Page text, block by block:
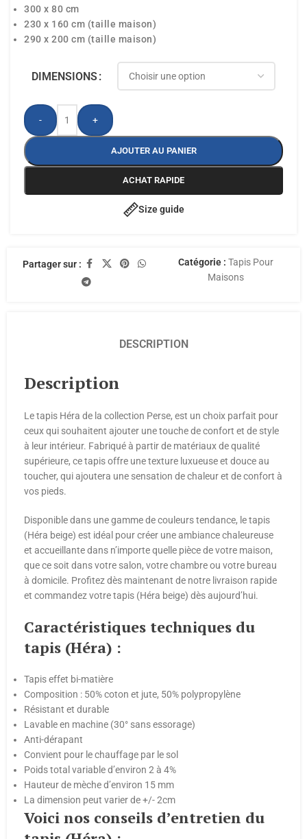
300 x 80 cm
230 x 160 cm (taille maison)
290 x 200 cm (taille maison)
DIMENSIONS
- +
AJOUTER AU PANIER
ACHAT RAPIDE
Size guide
Partager sur : Catégorie : Tapis Pour
Maisons
DESCRIPTION
Description
Le tapis Héra de la collection Perse, est un choix parfait pour
ceux qui souhaitent ajouter une touche de confort et de style
à leur intérieur. Fabriqué à partir de matériaux de qualité
supérieure, ce tapis offre une texture luxueuse et douce au
toucher, qui ajoutera une sensation de chaleur et de confort à
vos pieds.
Disponible dans une gamme de couleurs tendance, le tapis
(Héra beige) est idéal pour créer une ambiance chaleureuse
et accueillante dans n’importe quelle pièce de votre maison,
que ce soit dans votre salon, votre chambre ou votre bureau
à domicile. Profitez dès maintenant de notre livraison rapide
et commandez votre tapis (Héra beige) dès aujourd’hui.
Caractéristiques techniques du
tapis (Héra) :
Tapis effet bi-matière
Composition : 50% coton et jute, 50% polypropylène
Résistant et durable
Lavable en machine (30° sans essorage)
Anti-dérapant
Convient pour le chauffage par le sol
Poids total variable d’environ 2 à 4%
Hauteur de mèche d’environ 15 mm
La dimension peut varier de +/- 2cm
Voici nos conseils d’entretien du